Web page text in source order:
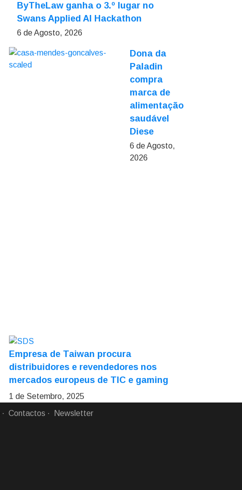
ByTheLaw ganha o 3.º lugar no
Swans Applied AI Hackathon
6 de Agosto, 2026
Dona da
Paladin
compra
marca de
alimentação
saudável
Diese
6 de Agosto,
2026
Empresa de Taiwan procura
distribuidores e revendedores nos
mercados europeus de TIC e gaming
1 de Setembro, 2025
Contactos Newsletter